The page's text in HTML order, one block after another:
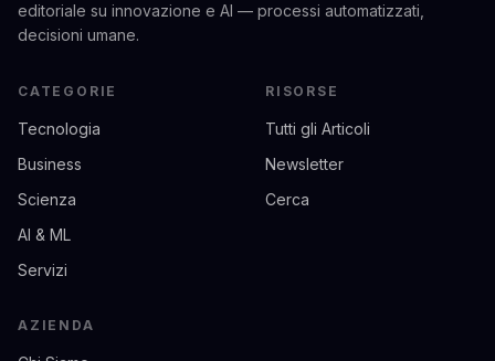
editoriale su innovazione e AI — processi automatizzati,
decisioni umane.
CATEGORIE
Tecnologia
Business
Scienza
AI & ML
Servizi
RISORSE
Tutti gli Articoli
Newsletter
Cerca
AZIENDA